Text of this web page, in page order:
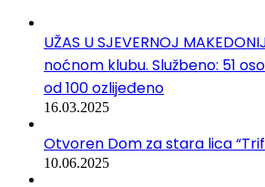
UŽAS U SJEVERNOJ
noćnom klubu. Službeno: 51
od 100 ozlijeđeno
16.03.2025
Otvoren Dom za stara lica
10.06.2025